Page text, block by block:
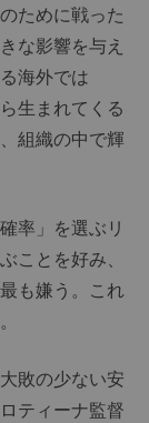
ために戦った
な影響を与え
海外では
生まれてくる
組織の中で輝
率」を選ぶリ
ことを好み、
も嫌う。これ
敗の少ない安
ティーナ監督